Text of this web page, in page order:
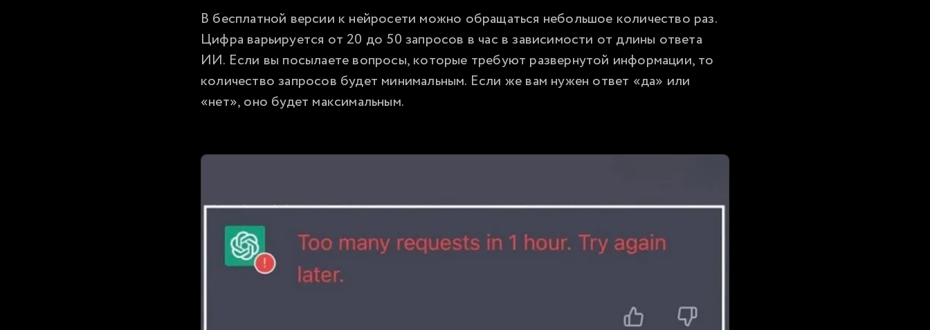
В бесплатной версии к нейросети можно обращаться небольшое количество раз.
Цифра варьируется от 20 до 50 запросов в час в зависимости от длины ответа
ИИ. Если вы посылаете вопросы, которые требуют развернутой информации, то
количество запросов будет минимальным. Если же вам нужен ответ «да» или
«нет», оно будет максимальным.